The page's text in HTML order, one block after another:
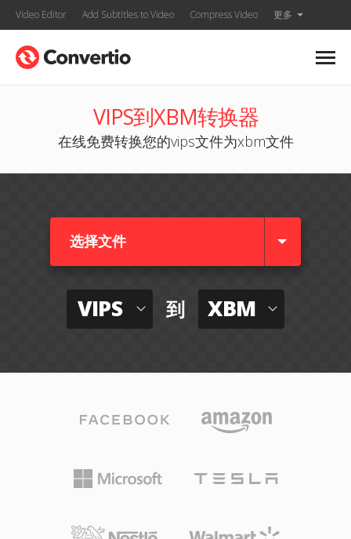
Video Editor Add Subtitles to Video Compress Video 更多
VIPS到XBM转换器
在线免费转换您的vips文件为xbm文件
选择文件
VIPS 到 XBM